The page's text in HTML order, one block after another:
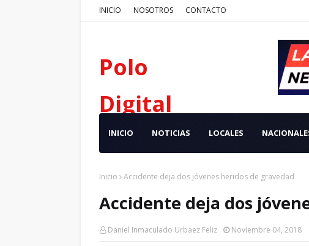
INICIO NOSOTROS CONTACTO
Polo
Digital
INICIO NOTICIAS LOCALES
Inicio Accidente deja dos jóvenes heridos de gravedad
Accidente deja dos
Daniel Inmaculado Urbaez Feliz Noviembre 04, 2018